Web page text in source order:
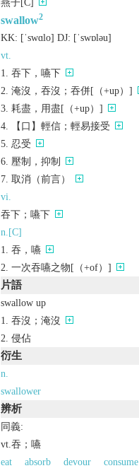
燕子[C]
swallow2
KK: [ˈswɑlo] DJ: [ˈswɒlǝu]
vt.
吞下，嚥下
淹沒，吞沒；吞併[（+up）]
耗盡，用盡[（+up）]
【口】輕信；輕易接受
忍受
壓制，抑制
取消（前言）
vi.
吞下；嚥下
n.[C]
吞，嚥
一次吞嚥之物[（+of）]
片語
swallow up
吞沒；淹沒
侵佔
衍生
n.
swallower
辨析
同義:
vt.吞；嚥
eat
absorb devour consume